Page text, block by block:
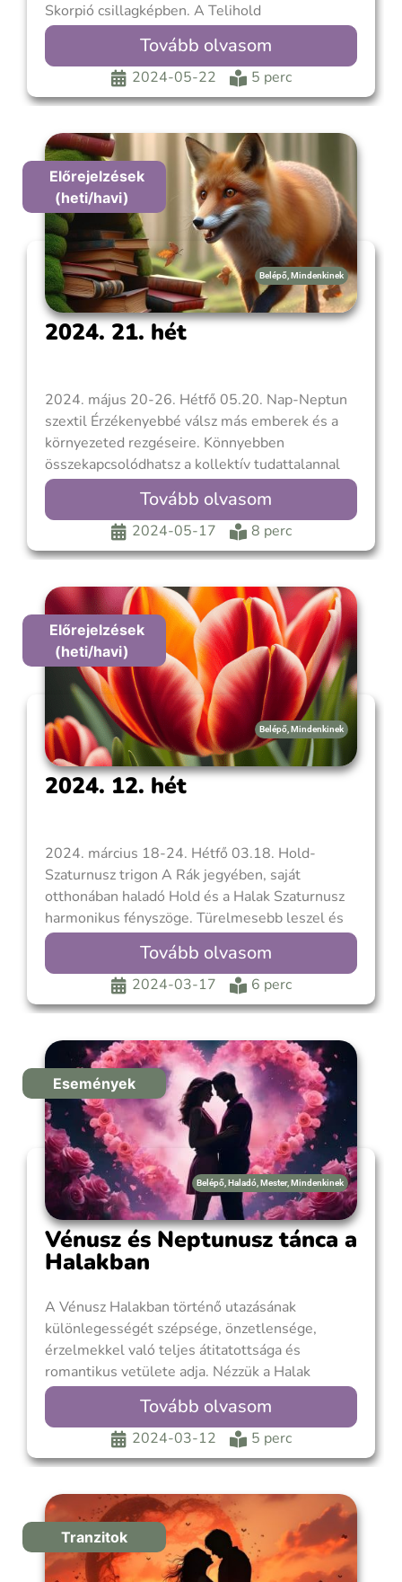
Skorpió csillagképben. A Telihold
általánosságban a csúcspont, amikor a rejtett
dolgok napvilágra kerülnek, az újholdkor
megkezdett dolgok beteljesülhetnek,
levonhatjuk a következtetéseket és könnyebben
minket.
Tovább olvasom
2024-05-22 5 perc
Előrejelzések
(heti/havi)
Belépő Mindenkinek
2024. 21. hét
2024. május 20-26. Hétfő 05.20. Nap-Neptun
szextil Érzékenyebbé válsz más emberek és a
környezeted rezgéseire. Könnyebben
összekapcsolódhatsz a kollektív tudattalannal
és könnyen válhatsz egy nagyobb közösség
részévé. Fontossá válik a másokkal való
törődés, empatikusabb leszel, jó alkalom arra,
hogy jótékonysági munkába kezdj, segítsd a
Tovább olvasom
2024-05-17 8 perc
Előrejelzések
(heti/havi)
Belépő Mindenkinek
2024. 12. hét
2024. március 18-24. Hétfő 03.18. Hold-
Szaturnusz trigon A Rák jegyében, saját
otthonában haladó Hold és a Halak Szaturnusz
harmonikus fényszöge. Türelmesebb leszel és
kevésbé érzékeny, így megfelelő időszak az
összetettebb problémák kezeléséhez, vagy
másoknak lelki témában segíteni, tanácsot adni.
Ha a józan eszedre, a hagyományos értékekre és
Tovább olvasom
2024-03-17 6 perc
Események
Belépő Haladó Mester, Mindenkinek
Vénusz és Neptunusz tánca a
Halakban
A Vénusz Halakban történő utazásának
különlegességét szépsége, önzetlensége,
érzelmekkel való teljes átitatottsága és
romantikus vetülete adja. Nézzük a Halak
Vénuszt milyen hatások érik ez alatt az idő alatt:
A legelső találkozója a határok elvét képviselő
Szaturnusszal lesz, aki ugyan teljesen
ellentétes hatásokat fejt ki, mint a Vénusz, de
Tovább olvasom
2024-03-12 5 perc
Tranzitok